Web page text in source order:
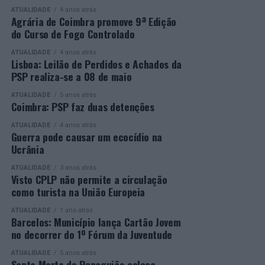
Entrega dos Prémios, durante a qual serão anunciados
os vencedores de cada categoria, estando prevista a
presença de mais de 500 participantes.
Mais informações em:
https://awards.innovationinpolitics.eu/
oportunidade a quem pretende concluir o ensino
secundário e reforçar as suas competências pessoais e
profissionais.
Durante a cerimónia foi ainda reconhecido o trabalho
desenvolvido por toda a equipa de formadores e
para o sucesso desta edição do Curso EFA.
A Escola de Tecnologia e Gestão de Barcelos continua a
afirmar-se como uma referência na formação
profissional e na qualificação de adultos, contribuindo
para o desenvolvimento de competências, o aumento da
empregabilidade e a valorização do capital humano do
concelho e da região.
A Empresa Municipal de Educação e Cultura de Barcelos
felicita todos os diplomados por esta importante
conquista, desejando-lhes os maiores sucessos pessoais,
ATUALIDADE 4 anos atrás
Agrária de Coimbra promove 9ª Edição
do Curso de Fogo Controlado
ATUALIDADE 4 anos atrás
Lisboa: Leilão de Perdidos e Achados da
PSP realiza-se a 08 de maio
ATUALIDADE 5 anos atrás
Coimbra: PSP faz duas detenções
ATUALIDADE 4 anos atrás
Guerra pode causar um ecocídio na
Ucrânia
ATUALIDADE 3 anos atrás
Visto CPLP não permite a circulação
como turista na União Europeia
ATUALIDADE 1 ano atrás
Barcelos: Município lança Cartão Jovem
no decorrer do 1º Fórum da Juventude
ATUALIDADE 5 anos atrás